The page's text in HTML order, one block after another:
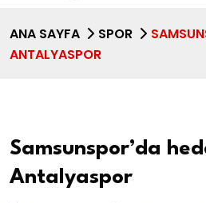
ANA SAYFA SPOR
ANTALYASPOR
Samsunspor’da
Antalyaspor